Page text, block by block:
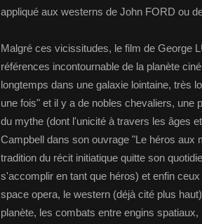
appliqué aux westerns de John FORD ou
Malgré ces vicissitudes, le film de George
références incontournable de la planète
longtemps dans une galaxie lointaine, très
une fois" et il y a de nobles chevaliers,
du mythe (dont l'unicité à travers les âges
Campbell dans son ouvrage "Le héros aux
tradition du récit initiatique quitte son
s'accomplir en tant que héros) et enfin
space opera, le western (déjà cité plus
planète, les combats entre engins